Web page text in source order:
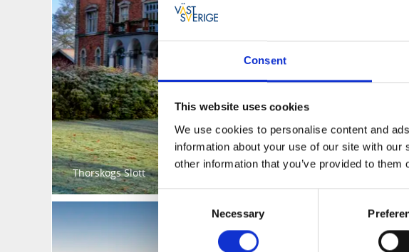
Consent
This website uses cookies
We use cookies to personalise content and
information about your use of our site with
other information that you’ve provided to
Consent
Necessary
Thorskogs Slott